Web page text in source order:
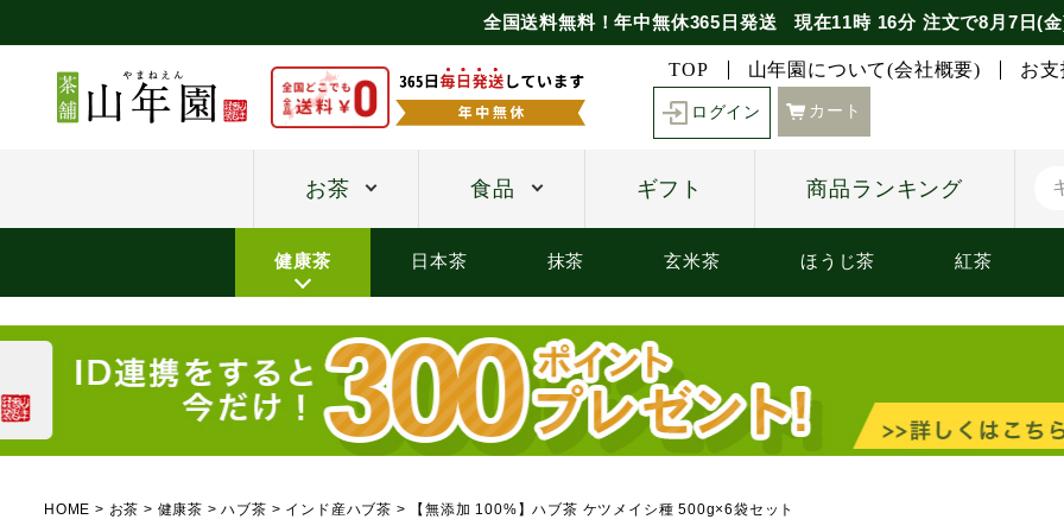
全国送料無料！年中無休365日発送 現在11時 16分 注文で8月7日(
TOP 山年園について(会社概要) お
ログイン カート
お茶 食品 ギフト 商品ランキング
健康茶 日本茶 抹茶 玄米茶 ほうじ茶 紅茶
HOME お茶 健康茶 ハブ茶 インド産ハブ茶 【無添加 100%】ハブ茶 ケツメイシ種 500g×6袋セット